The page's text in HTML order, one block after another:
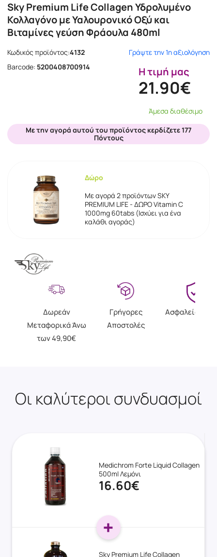
Sky Premium Life Collagen Υδρολυμένο
Κολλαγόνο με Υαλουρονικό Οξύ και
Βιταμίνες γεύση Φράουλα 480ml
Κωδικός προϊόντος:4132
Γράψτε την 1η αξιολόγηση
Barcode: 5200408700914 Η τιμή μας
21.90€
Άμεσα διαθέσιμο
Με την αγορά αυτού του προϊόντος κερδίζετε 177
Πόντους
Δώρο
Με αγορά 2 προϊόντων SKY
PREMIUM LIFE - ΔΩΡΟ Vitamin C
1000mg 60tabs (Ισχύει για ένα
καλάθι αγοράς)
Δωρεάν
Μεταφορικά Άνω
των 49,90€
Γρήγορες
Αποστολές
Ασφαλείς
Οι καλύτεροι συνδυασμοί
Medichrom Forte Liquid Collagen
500ml Λεμόνι
16.60€
Sky Premium Life Collagen